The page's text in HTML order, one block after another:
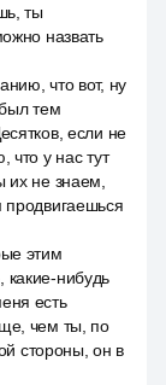
ты
назвать
что вот, ну
тем
если не
что у нас тут
их не знаем,
этим
нибудь
есть
чем ты, по
стороны, он в